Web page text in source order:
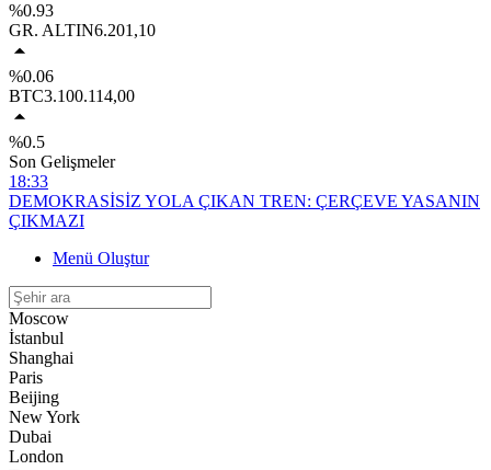
%0.93
GR. ALTIN6.201,10
%0.06
BTC3.100.114,00
%0.5
Son Gelişmeler
18:33
DEMOKRASİSİZ YOLA ÇIKAN TREN: ÇERÇEVE YASANIN
ÇIKMAZI
HERKES RESTORANT AÇARSA
15:56
Suudi”den Ortak Savunma Anlaşması
13:51
Yılmaz: Mekke Anlaşması NATO’ya veya herhangi bir ittifaka
alternatif bir yapı değil
13:50
Kuytul’dan F. Erbakan’a Kürtçe Cevabı
Menü Oluştur
Moscow
İstanbul
Shanghai
Paris
Beijing
New York
Dubai
London